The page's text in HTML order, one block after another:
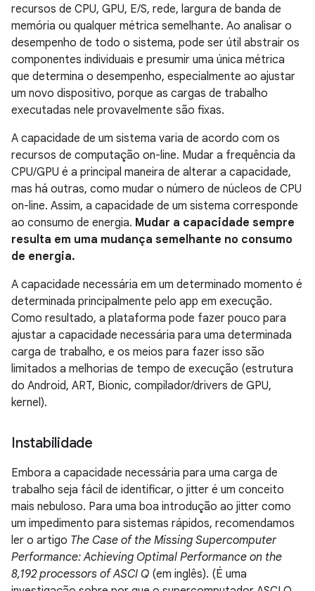
recursos de CPU, GPU, E/S, rede, largura de banda de
memória ou qualquer métrica semelhante. Ao analisar o
desempenho de todo o sistema, pode ser útil abstrair os
componentes individuais e presumir uma única métrica
que determina o desempenho, especialmente ao ajustar
um novo dispositivo, porque as cargas de trabalho
executadas nele provavelmente são fixas.
A capacidade de um sistema varia de acordo com os
recursos de computação on-line. Mudar a frequência da
CPU/GPU é a principal maneira de alterar a capacidade,
mas há outras, como mudar o número de núcleos de CPU
on-line. Assim, a capacidade de um sistema corresponde
ao consumo de energia. Mudar a capacidade sempre
resulta em uma mudança semelhante no consumo
de energia.
A capacidade necessária em um determinado momento é
determinada principalmente pelo app em execução.
Como resultado, a plataforma pode fazer pouco para
ajustar a capacidade necessária para uma determinada
carga de trabalho, e os meios para fazer isso são
limitados a melhorias de tempo de execução (estrutura
do Android, ART, Bionic, compilador/drivers de GPU,
kernel).
Instabilidade
Embora a capacidade necessária para uma carga de
trabalho seja fácil de identificar, o jitter é um conceito
mais nebuloso. Para uma boa introdução ao jitter como
um impedimento para sistemas rápidos, recomendamos
ler o artigo The Case of the Missing Supercomputer
Performance: Achieving Optimal Performance on the
8,192 processors of ASCI Q (em inglês). (É uma